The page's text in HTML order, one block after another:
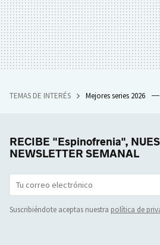
TEMAS DE INTERÉS Mejores series 2026
RECIBE "Espinofrenia",
NEWSLETTER SEMANAL
Suscribiéndote aceptas nuestra política de